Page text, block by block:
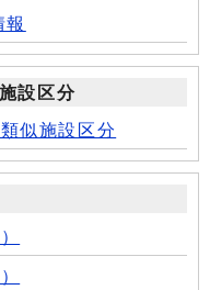
設区分
似施設区分